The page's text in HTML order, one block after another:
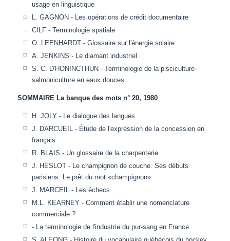
usage en linguistique
L. GAGNON - Les opérations de crédit documentaire
CILF - Terminologie spatiale
O. LEENHARDT - Glossaire sur l'énergie solaire
A. JENKINS - Le diamant industriel
S. C. D'HONINCTHUN - Terminologie de la pisciculture-
salmoniculture en eaux douces
SOMMAIRE La banque des mots n° 20, 1980
H. JOLY - Le dialogue des langues
J. DARCUEIL - Étude de l'expression de la concession en
français
R. BLAIS - Un glossaire de la charpenterie
J. HESLOT - Le champignon de couche. Ses débuts
parisiens. Le prêt du mot «champignon»
J. MARCEIL - Les échecs
M.L. KEARNEY - Comment établir une nomenclature
commerciale ?
- La terminologie de l'industrie du pur-sang en France